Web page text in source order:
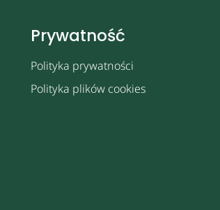
Prywatność
Polityka prywatności
Polityka plików cookies